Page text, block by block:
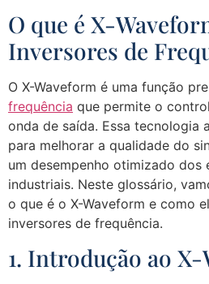
O que é X-
Inversores de
O X-Waveform é uma função
frequência que permite o
onda de saída. Essa tecnologia
para melhorar a qualidade do
um desempenho otimizado dos
industriais. Neste glossário,
o que é o X-Waveform e como
inversores de frequência.
1. Introdução ao